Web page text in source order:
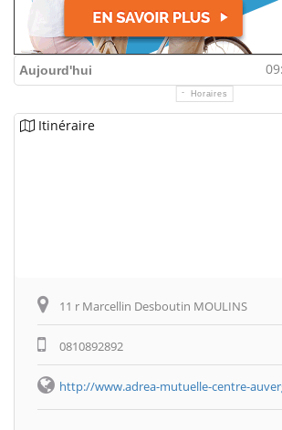
Aujourd'hui
Horaires
Itinéraire
11 r Marcellin Desboutin MOULINS
0810892892
http://www.adrea-mutuelle-centre-